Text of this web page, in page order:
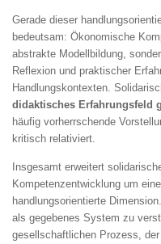
Gerade dieser
bedeutsam: Ökonomische
abstrakte Modellbildung,
Reflexion und praktischer
Handlungskontexten.
didaktisches Erfahrungsfeld
häufig vorherrschende
kritisch relativiert.
Insgesamt erweitert
Kompetenzentwicklung um
handlungsorientierte
als gegebenes System zu
gesellschaftlichen Prozess,